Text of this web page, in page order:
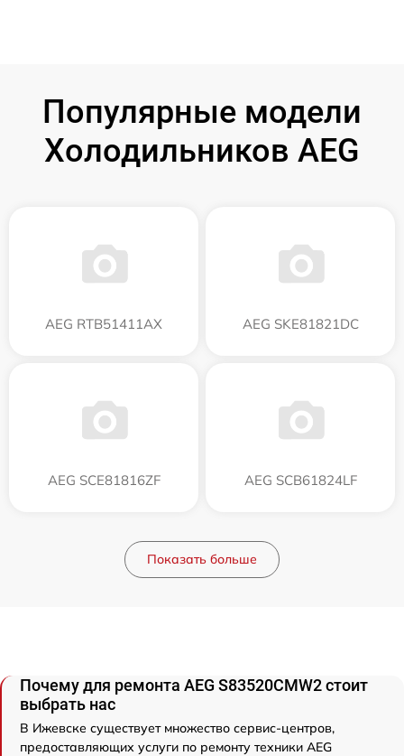
Популярные модели
Холодильников AEG
AEG RTB51411AX AEG SKE81821DC
AEG SCE81816ZF AEG SCB61824LF
Показать больше
Почему для ремонта AEG S83520CMW2 стоит
выбрать нас
В Ижевске существует множество сервис-центров,
предоставляющих услуги по ремонту техники AEG